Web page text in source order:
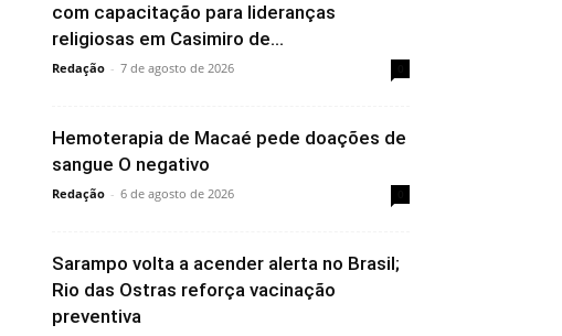
com capacitação para lideranças
religiosas em Casimiro de...
Redação - 7 de agosto de 2026
Hemoterapia de Macaé pede doações de
sangue O negativo
Redação - 6 de agosto de 2026
Sarampo volta a acender alerta no Brasil;
Rio das Ostras reforça vacinação
preventiva